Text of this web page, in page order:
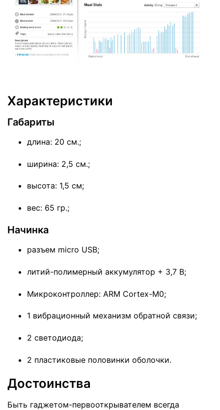
Характеристики
Габариты
длина: 20 см.;
ширина: 2,5 см.;
высота: 1,5 см;
вес: 65 гр.;
Начинка
разъем micro USB;
литий-полимерный аккумулятор + 3,7 В;
Микроконтроллер: ARM Cortex-M0;
1 вибрационный механизм обратной связи;
2 светодиода;
2 пластиковые половинки оболочки.
Достоинства
Быть гаджетом-первооткрывателем всегда